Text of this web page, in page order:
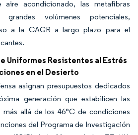
acondicionado, las metafibras
grandes volúmenes potenciales,
a la CAGR a largo plazo para el
Uniformes Resistentes al Estrés
en el Desierto
asignan presupuestos dedicados
generación que estabilicen las
más allá de los 46°C de condiciones
del Programa de Investigación